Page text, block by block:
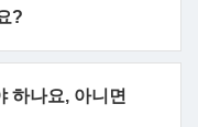
?
하나요, 아니면